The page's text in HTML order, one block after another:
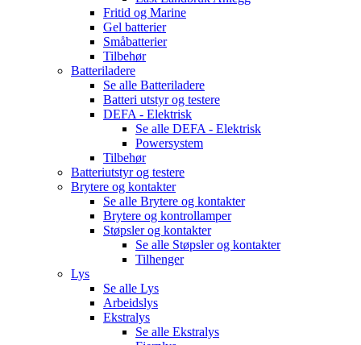
Fritid og Marine
Gel batterier
Småbatterier
Tilbehør
Batteriladere
Se alle Batteriladere
Batteri utstyr og testere
DEFA - Elektrisk
Se alle DEFA - Elektrisk
Powersystem
Tilbehør
Batteriutstyr og testere
Brytere og kontakter
Se alle Brytere og kontakter
Brytere og kontrollamper
Støpsler og kontakter
Se alle Støpsler og kontakter
Tilhenger
Lys
Se alle Lys
Arbeidslys
Ekstralys
Se alle Ekstralys